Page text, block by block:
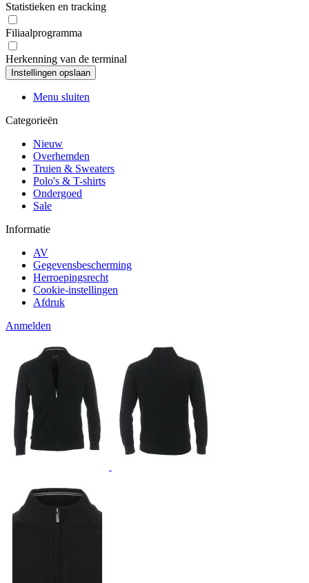
Statistieken en tracking
Filiaalprogramma
Herkenning van de terminal
Menu sluiten
Categorieën
Nieuw
Overhemden
Truien & Sweaters
Polo's & T-shirts
Ondergoed
Sale
Informatie
AV
Gegevensbescherming
Herroepingsrecht
Cookie-instellingen
Afdruk
Anmelden